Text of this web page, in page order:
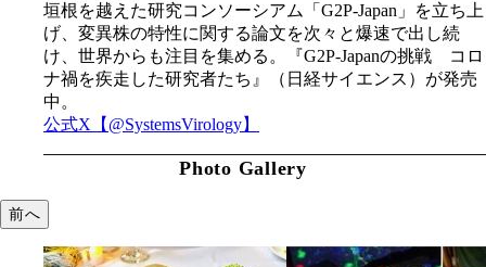
垣根を越えた研究コンソーシアム「G2P-Japan」を立ち上
げ、変異株の特性に関する論文を次々と爆速で出し続
け、世界からも注目を集める。『G2P-Japanの挑戦 コロ
ナ禍を疾走した研究者たち』（日経サイエンス）が発売
中。
公式X【@SystemsVirology】
Photo Gallery
前へ